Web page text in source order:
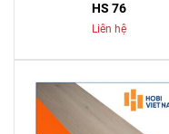
HS 76
Liên hệ